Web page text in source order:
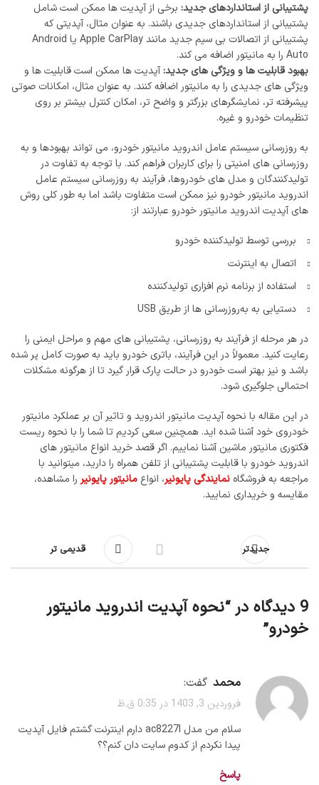
پشتیبانی از استانداردهای جدید: برخی از آپدیت ‌ها ممکن است شامل
پشتیبانی از استانداردهای جدیدی باشند. به عنوان مثال، آپدیتی که
پشتیبانی از اتصالات بی ‌سیم جدید مانند Apple CarPlay یا Android
Auto را به مانیتور اضافه می‌ کند.
بهبود قابلیت ‌ها و ویژگی‌ های جدید:آپدیت ‌ها ممکن است قابلیت ‌ها و
ویژگی ‌های جدیدی را به مانیتور اضافه کنند. به عنوان مثال، امکانات صوتی
پیشرفته ‌تر، نمایشگرهای بزرگتر و واضح ‌تر، امکان کنترل بیشتر بر روی
تنظیمات خودرو و غیره.
به روزرسانی سیستم عامل اندروید مانیتور خودرو، می ‌تواند بهبود‌ها و به
روزرسانی‌ های امنیتی را برای کاربران فراهم کند. با توجه به تفاوت در
تولیدکنندگان و مدل ‌های خودروها، فرآیند به ‌روزرسانی سیستم عامل
اندروید مانیتور خودرو نیز ممکن است متفاوت باشد اما به طور کلی روش‌
های آپدیت اندروید مانیتور خودرو عبارتند از:
بررسی توسط تولیدکننده خودرو
اتصال به اینترنت
استفاده از برنامه نرم ‌افزاری تولیدکننده
دستیابی به به‌روزرسانی ‌ها از طریق USB
در هر مرحله از فرآیند به‌ روزرسانی، پشتیبانی ‌های مهم و مراحل ایمنی را
رعایت کنید. معمولاً در این فرآیند، باتری خودرو باید به صورت کامل پر شده
باشد و نیز بهتر است خودرو در حالت پارک قرار گیرد تا از هرگونه مشکلات
احتمالی جلوگیری شود.
در این مقاله با نحوه آپدیت مانیتور اندروید و تاثیر آن بر عملکرد مانیتور
خودروی خود آشنا شده اید. همچنین سعی کردیم تا شما را با نحوه ریست
فکتوری مانیتور ماشین آشنا نماییم. اگر قصد خرید انواع مانیتور های
اندروید خودرو با قابلیت پشتیبانی از تلفن همراه را دارید، میتوانید با
مراجعه به فروشگاه نمایندگی پایونیر، انواع مانیتور پایونیر را مشاهده،
مقایسه و خریداری نمایید.
جدیدتر قدیمی تر
9 دیدگاه در “
نحوه آپدیت اندروید مانیتور
خودرو”
محمد گفت:
فروردین 3, 1403 در 0:35 ق.ظ
سلام من مدل ac8227l دارم اینترنت گشتم فایل آپدیت
پیدا نکردم از کدوم سایت دان کنم؟؟
پاسخ